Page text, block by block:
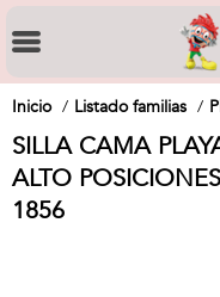
Inicio Listado familias
SILLA CAMA
ALTO
1856